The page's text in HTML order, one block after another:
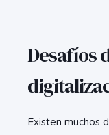
Desafíos
Existen muchos